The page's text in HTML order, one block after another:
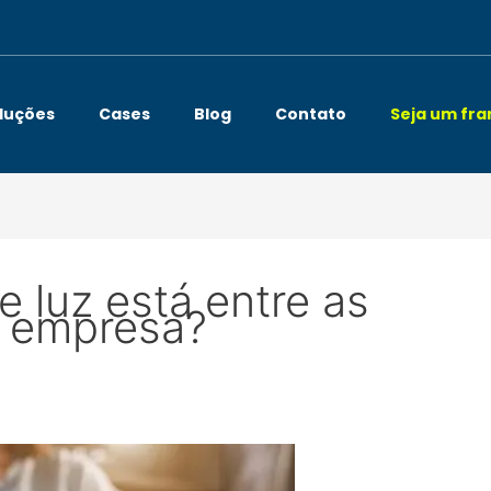
Cases Blog Contato Seja um
luz está entre as